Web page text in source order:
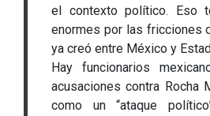
el contexto político. Eso
enormes por las fricciones
ya creó entre México y
Hay funcionarios
acusaciones contra Rocha
como un “ataque